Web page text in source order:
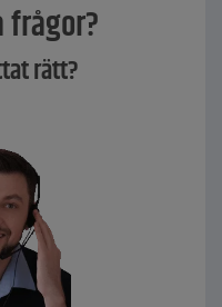
frågor?
rätt?